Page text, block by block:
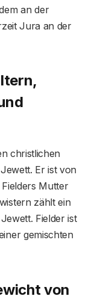
an der
Jura an der
christlichen
Er ist von
Mutter
zählt ein
Fielder ist
gemischten
von